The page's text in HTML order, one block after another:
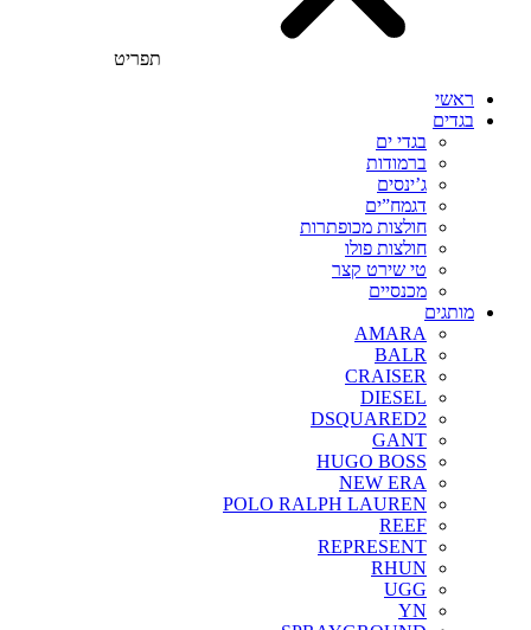
תפריט
ראשי
בגדים
בגדי ים
ברמודות
ג’ינסים
דגמח”ים
חולצות מכופתרות
חולצות פולו
טי שירט קצר
מכנסיים
מותגים
AMARA
BALR
CRAISER
DIESEL
DSQUARED2
GANT
HUGO BOSS
NEW ERA
POLO RALPH LAUREN
REEF
REPRESENT
RHUN
UGG
YN